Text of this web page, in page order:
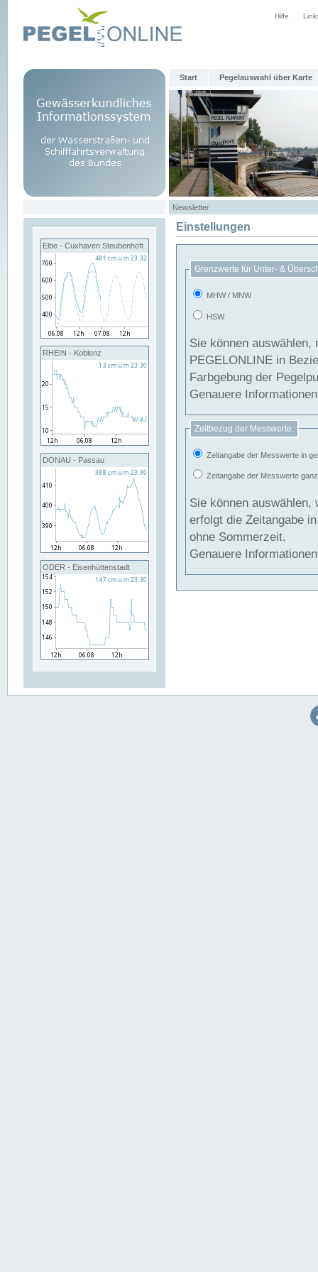
Hilfe
Start Pegelauswahl über Karte
Newsletter
Elbe - Cuxhaven Steubenhöft
RHEIN - Koblenz
DONAU - Passau
ODER - Eisenhüttenstadt
Einstellungen
Grenzwerte für Unter- &
MHW / MNW
HSW
Sie können
PEGELONLINE in Beziehung
Farbgebung der
Genauere
Zeitbezug der Messwerte:
Zeitangabe der Messwerte in
Zeitangabe der Messwerte
Sie können auswählen,
erfolgt die Zeitangabe
ohne Sommerzeit.
Genauere